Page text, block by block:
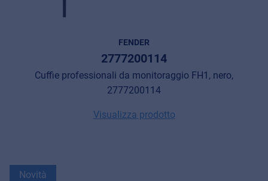
FENDER
2777200114
Cuffie professionali da monitoraggio FH1, nero,
2777200114
Visualizza prodotto
Novità